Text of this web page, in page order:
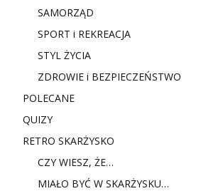
SAMORZĄD
SPORT i REKREACJA
STYL ŻYCIA
ZDROWIE i BEZPIECZEŃSTWO
POLECANE
QUIZY
RETRO SKARŻYSKO
CZY WIESZ, ŻE…
MIAŁO BYĆ W SKARŻYSKU…